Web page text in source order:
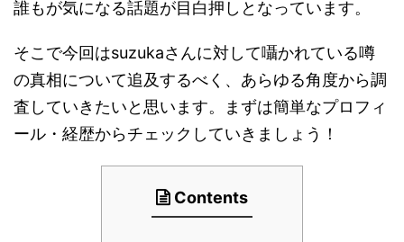
誰もが気になる話題が目白押しとなっています。
そこで今回はsuzukaさんに対して囁かれている噂
の真相について追及するべく、あらゆる角度から調
査していきたいと思います。まずは簡単なプロフィ
ール・経歴からチェックしていきましょう！
Contents